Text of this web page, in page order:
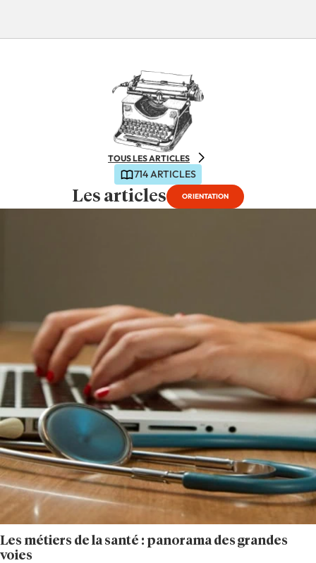
714 ARTICLES
Les articles ORIENTATION
TOUS LES ARTICLES
Les métiers de la santé : panorama des grandes
voies